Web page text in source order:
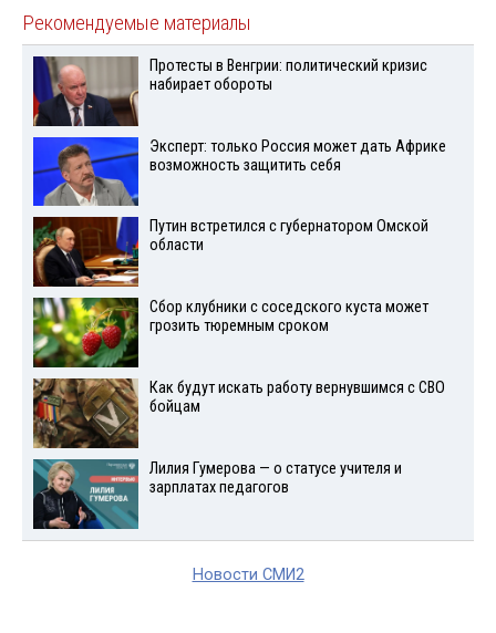
Рекомендуемые материалы
Протесты в Венгрии: политический кризис
набирает обороты
Эксперт: только Россия может дать Африке
возможность защитить себя
Путин встретился с губернатором Омской
области
Сбор клубники с соседского куста может
грозить тюремным сроком
Как будут искать работу вернувшимся с СВО
бойцам
Лилия Гумерова — о статусе учителя и
зарплатах педагогов
Новости СМИ2